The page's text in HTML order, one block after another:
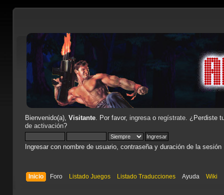
Bienvenido(a), Visitante. Por favor, ingresao regístrate. ¿Perdiste
de activación?
Ingresar con nombre de usuario, contraseña y duración de la sesión
Inicio Foro Listado Juegos Listado Traducciones Ayuda Wiki